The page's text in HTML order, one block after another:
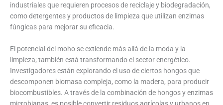
industriales que requieren procesos de reciclaje y biodegradación,
como detergentes y productos de limpieza que utilizan enzimas
fúngicas para mejorar su eficacia.
El potencial del moho se extiende más allá de la moda y la
limpieza; también está transformando el sector energético.
Investigadores están explorando el uso de ciertos hongos que
descomponen biomasa compleja, como la madera, para producir
biocombustibles. A través de la combinación de hongos y enzimas